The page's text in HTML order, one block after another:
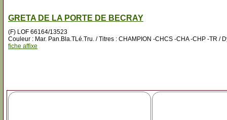
GRETA DE LA PORTE DE BECRAY
(F) LOF 66164/13523
Couleur : Mar. Pan.Bla.TLé.Tru. / Titres : CHAMPION -CHCS -CHA -CHP -TR /
fiche affixe